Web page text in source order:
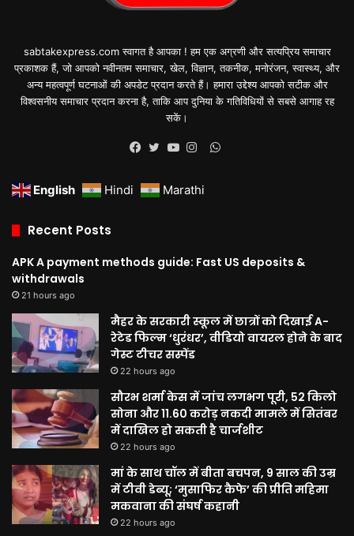
sabtakexpress.com स्वागत है आपका ! हम एक अग्रणी और सत्यप्रिय समाचार
प्रकाशक हैं, जो आपको नवीनतम समाचार, खेल, विज्ञान, तकनीक, मनोरंजन, स्वास्थ्य, और
अन्य महत्वपूर्ण घटनाओं की अपडेट प्रदान करते हैं। हमारा उद्देश्य आपको सटीक और
विश्वसनीय समाचार प्रदान करना है, ताकि आप दुनिया के गतिविधियों से सबसे आगाह रह
सकें।
WhatsApp
English Hindi Marathi
Recent Posts
APK A payment methods guide: Fast US deposits &
withdrawals
21 hours ago
मैहर के सरकारी स्कूल में छात्रों को दिखाई A-
रेटेड फिल्म ‘धुरंधर’, वीडियो वायरल होने के बाद
गेस्ट टीचर सस्पेंड
22 hours ago
सौरभ शर्मा केस में जांच लगभग पूरी, 52 किलो
सोना और 11.60 करोड़ नकदी मामले में सितंबर
में दाखिल हो सकती है चार्जशीट
22 hours ago
मां के साथ चॉल में बीता बचपन, 9 साल की उम्र
में टीवी डेब्यू; ‘मुसाफिर कैफे’ की प्रीति महिमा
मकवाना की संघर्ष कहानी
22 hours ago